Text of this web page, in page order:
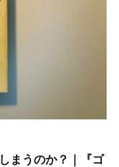
まうのか？｜『ゴ